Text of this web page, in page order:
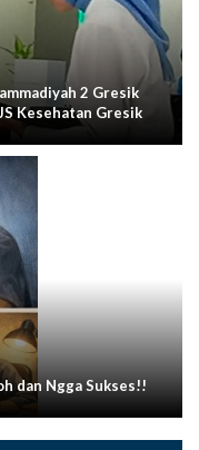
2 Gresik
Kesehatan Gresik
dan Ngga Sukses!!